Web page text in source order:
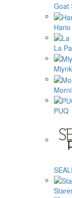
Goat
Hario
La
PUQ